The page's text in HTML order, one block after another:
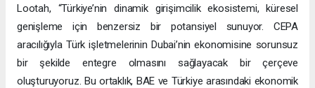
Lootah, “Türkiye’nin dinamik girişimcilik ekosistemi, küresel
genişleme için benzersiz bir potansiyel sunuyor. CEPA
aracılığıyla Türk işletmelerinin Dubai’nin ekonomisine sorunsuz
bir şekilde entegre olmasını sağlayacak bir çerçeve
oluşturuyoruz. Bu ortaklık, BAE ve Türkiye arasındaki ekonomik